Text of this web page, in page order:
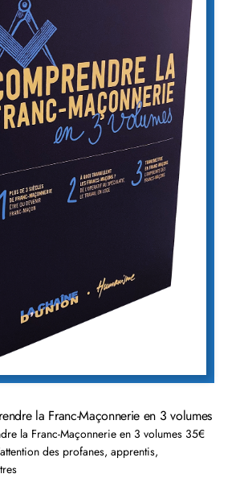
la Franc-Maçonnerie en 3 volumes
la Franc-Maçonnerie en 3 volumes 35€
des profanes, apprentis,